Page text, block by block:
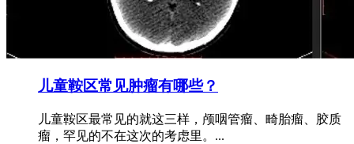
儿童鞍区常见肿瘤有哪些？
儿童鞍区最常见的就这三样，颅咽管瘤、畸胎瘤、胶质
瘤，罕见的不在这次的考虑里。...